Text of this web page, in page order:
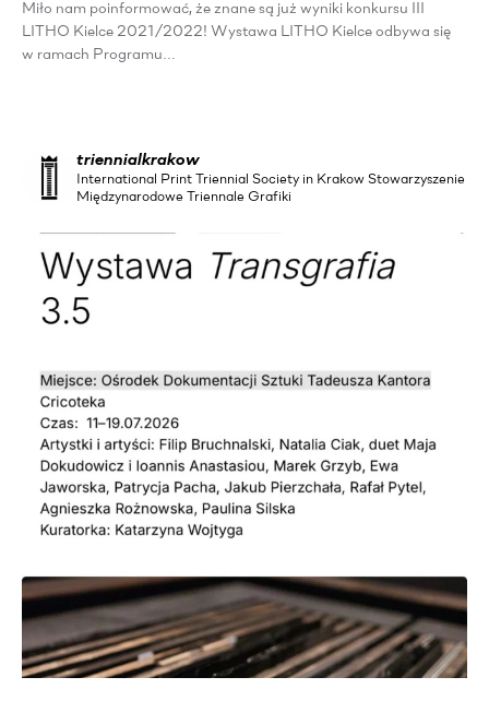
Miło nam poinformować, że znane są już wyniki konkursu III
LITHO Kielce 2021/2022! Wystawa LITHO Kielce odbywa się
w ramach Programu…
triennialkrakow
International Print Triennial Society in Krakow Stowarzyszenie
Międzynarodowe Triennale Grafiki